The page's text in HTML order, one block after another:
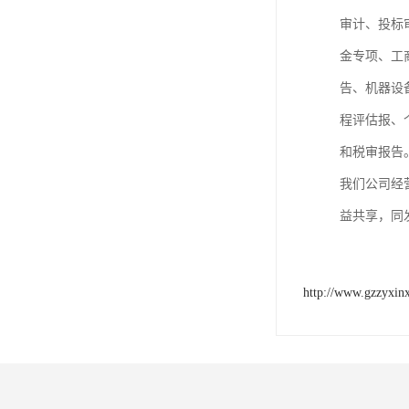
审计、投标
金专项、
告、机器设
程评估报
和税审报告。
我们公司经
益共享，同
http://